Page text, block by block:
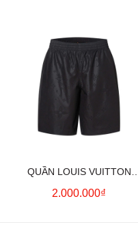
QUẦN LOUIS VUITTON
MONOGRAM MOIRE
2.000.000₫